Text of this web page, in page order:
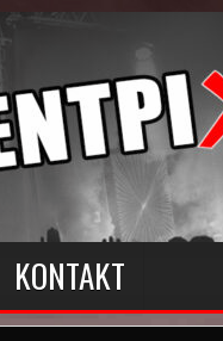
KONTAKT